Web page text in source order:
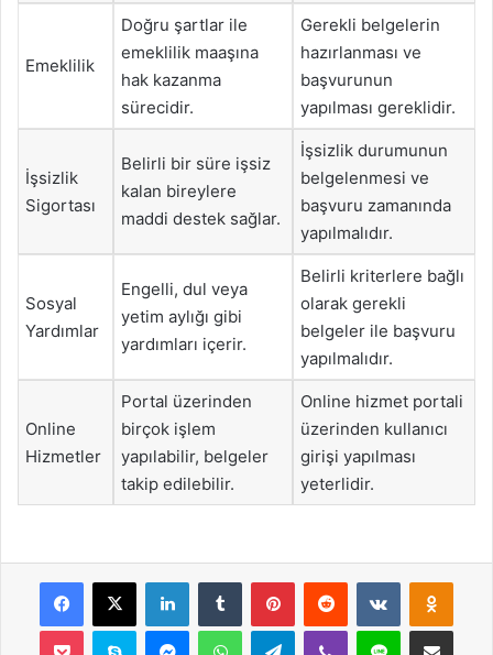
Emeklilik
Doğru şartlar ile
emeklilik maaşına
hak kazanma
sürecidir.
Gerekli belgelerin
hazırlanması ve
başvurunun
yapılması gereklidir.
İşsizlik
Sigortası
Belirli bir süre işsiz
kalan bireylere
maddi destek sağlar.
İşsizlik durumunun
belgelenmesi ve
başvuru zamanında
yapılmalıdır.
Sosyal
Yardımlar
Engelli, dul veya
yetim aylığı gibi
yardımları içerir.
Belirli kriterlere bağlı
olarak gerekli
belgeler ile başvuru
yapılmalıdır.
Online
Hizmetler
Portal üzerinden
birçok işlem
yapılabilir, belgeler
takip edilebilir.
Online hizmet portali
üzerinden kullanıcı
girişi yapılması
yeterlidir.
Facebook
X LinkedInTumblr PinterestReddit VKontakte
Pocket Skype MessengerWhatsAppTelegramViber Line E-Posta ile